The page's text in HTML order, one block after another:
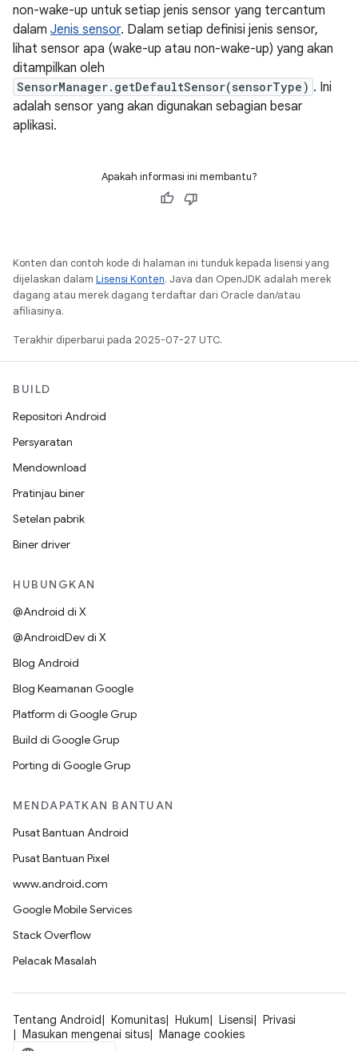
non-wake-up untuk setiap jenis sensor yang tercantum
dalam Jenis sensor. Dalam setiap definisi jenis sensor,
lihat sensor apa (wake-up atau non-wake-up) yang akan
ditampilkan oleh
SensorManager.getDefaultSensor(sensorType) . Ini
adalah sensor yang akan digunakan sebagian besar
aplikasi.
Apakah informasi ini membantu?
Konten dan contoh kode di halaman ini tunduk kepada lisensi yang
dijelaskan dalam Lisensi Konten. Java dan OpenJDK adalah merek
dagang atau merek dagang terdaftar dari Oracle dan/atau
afiliasinya.
Terakhir diperbarui pada 2025-07-27 UTC.
BUILD
Repositori Android
Persyaratan
Mendownload
Pratinjau biner
Setelan pabrik
Biner driver
HUBUNGKAN
@Android di X
@AndroidDev di X
Blog Android
Blog Keamanan Google
Platform di Google Grup
Build di Google Grup
Porting di Google Grup
MENDAPATKAN BANTUAN
Pusat Bantuan Android
Pusat Bantuan Pixel
www.android.com
Google Mobile Services
Stack Overflow
Pelacak Masalah
Tentang Android Komunitas Hukum Lisensi
Privasi
Masukan mengenai situs
Manage cookies